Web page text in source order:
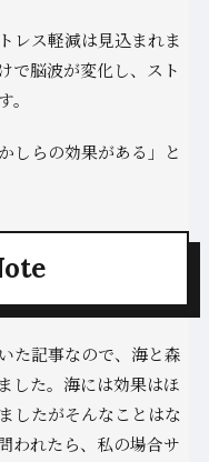
レス軽減は見込まれま
で脳波が変化し、スト
。
しらの効果がある」と
た記事なので、海と森
した。海には効果はほ
したがそんなことはな
われたら、私の場合サ